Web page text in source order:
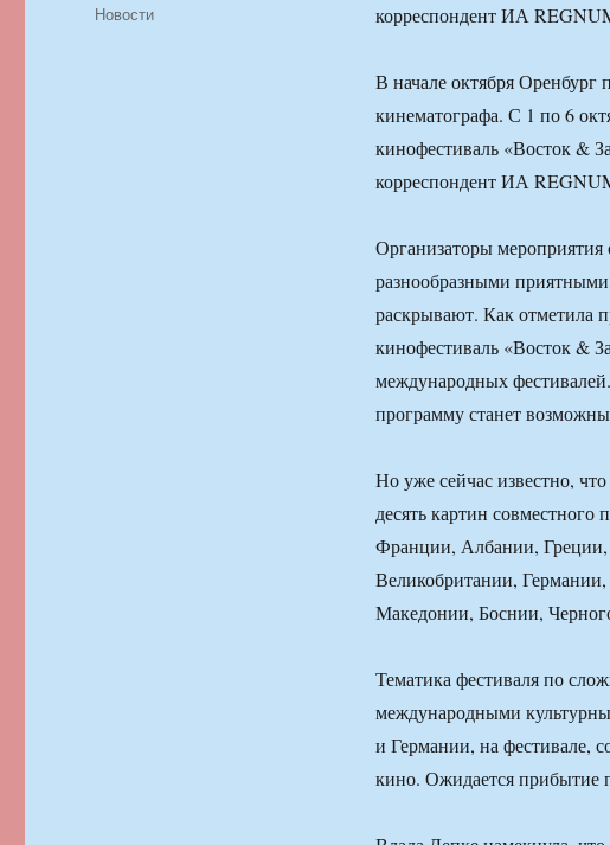
корреспондент ИА
В начале октября Оренбург
кинематографа. С 1 по 6
кинофестиваль «Восток &
корреспондент ИА
Организаторы мероприятия
разнообразными
раскрывают. Как отметила
кинофестиваль «Восток &
международных
программу станет
Но уже сейчас известно,
десять картин совместного
Франции, Албании,
Великобритании,
Македонии, Боснии,
Тематика фестиваля по
международными
и Германии, на фестивале,
кино. Ожидается прибытие
Рубрики
Новости